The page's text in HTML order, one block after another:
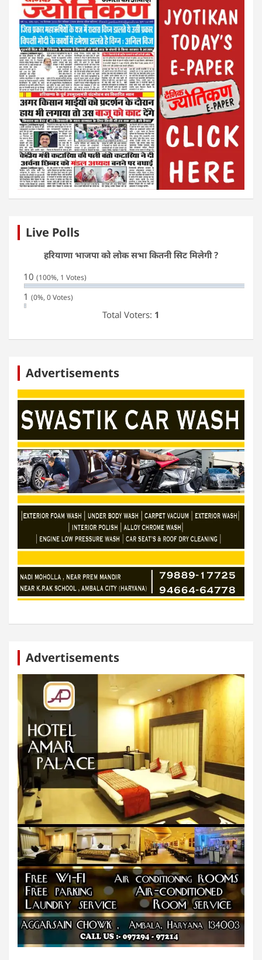
Live Polls
हरियाणा भाजपा को लोक सभा कितनी सिट मिलेगी ?
10 (100%, 1 Votes)
1 (0%, 0 Votes)
Total Voters: 1
Advertisements
Advertisements